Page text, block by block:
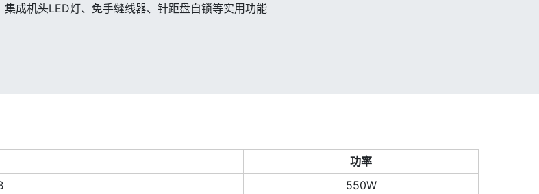
成机头LED灯、免手缝线器、针距盘自锁等实用功能
功率
550W